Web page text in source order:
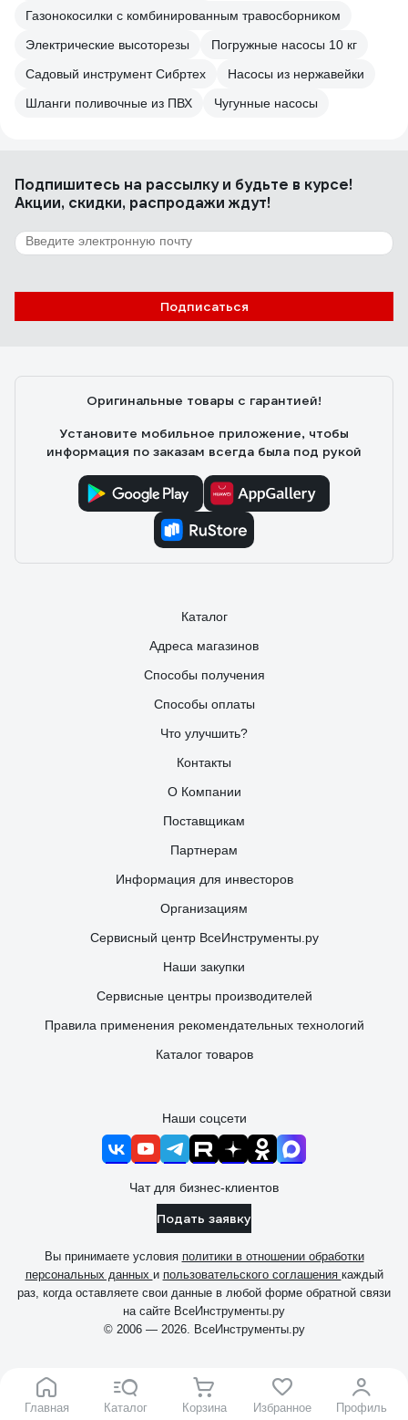
Главная Каталог Корзина Избранное Профиль
Газонокосилки с комбинированным травосборником
Электрические высоторезы
Погружные насосы 10 кг
Садовый инструмент Сибртех
Насосы из нержавейки
Шланги поливочные из ПВХ
Чугунные насосы
Подпишитесь на рассылкуи будьте в курсе!
Акции, скидки, распродажи ждут!
Подписаться
Оригинальные товары с гарантией!
Установите мобильное приложение, чтобы
информация по заказам всегда была под рукой
Каталог
Адреса магазинов
Способы получения
Способы оплаты
Что улучшить?
Контакты
О Компании
Поставщикам
Партнерам
Информация для инвесторов
Организациям
Сервисный центр ВсеИнструменты.ру
Наши закупки
Сервисные центры производителей
Правила применения рекомендательных технологий
Каталог товаров
Наши соцсети
Чат для бизнес-клиентов
Подать заявку
Вы принимаете условия политики в отношении обработки
персональных данных и пользовательского соглашения каждый
раз, когда оставляете свои данные в любой форме обратной связи
на сайте ВсеИнструменты.ру
© 2006 — 2026. ВсеИнструменты.ру